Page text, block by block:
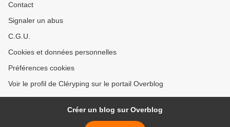
Contact
Signaler un abus
C.G.U.
Cookies et données personnelles
Préférences cookies
Voir le profil de Cléryping sur le portail Overblog
Créer un blog sur Overblog